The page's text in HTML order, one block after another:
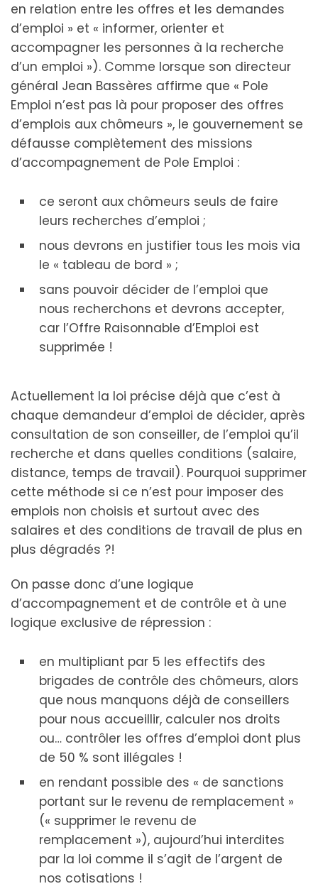
en relation entre les offres et les demandes
d’emploi » et « informer, orienter et
accompagner les personnes à la recherche
d’un emploi »). Comme lorsque son directeur
général Jean Bassères affirme que « Pole
Emploi n’est pas là pour proposer des offres
d’emplois aux chômeurs », le gouvernement se
défausse complètement des missions
d’accompagnement de Pole Emploi :
ce seront aux chômeurs seuls de faire
leurs recherches d’emploi ;
nous devrons en justifier tous les mois via
le « tableau de bord » ;
sans pouvoir décider de l’emploi que
nous recherchons et devrons accepter,
car l’Offre Raisonnable d’Emploi est
supprimée !
Actuellement la loi précise déjà que c’est à
chaque demandeur d’emploi de décider, après
consultation de son conseiller, de l’emploi qu’il
recherche et dans quelles conditions (salaire,
distance, temps de travail). Pourquoi supprimer
cette méthode si ce n’est pour imposer des
emplois non choisis et surtout avec des
salaires et des conditions de travail de plus en
plus dégradés ?!
On passe donc d’une logique
d’accompagnement et de contrôle et à une
logique exclusive de répression :
en multipliant par 5 les effectifs des
brigades de contrôle des chômeurs, alors
que nous manquons déjà de conseillers
pour nous accueillir, calculer nos droits
ou… contrôler les offres d’emploi dont plus
de 50 % sont illégales !
en rendant possible des « de sanctions
portant sur le revenu de remplacement »
(« supprimer le revenu de
remplacement »), aujourd’hui interdites
par la loi comme il s’agit de l’argent de
nos cotisations !